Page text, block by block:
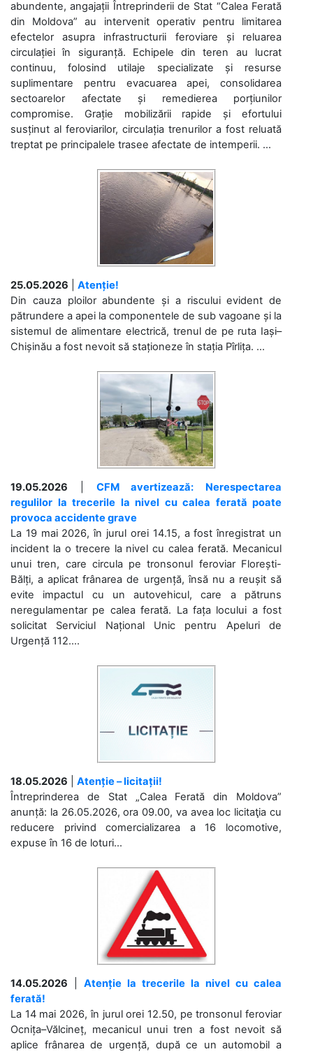
abundente, angajații Întreprinderii de Stat “Calea Ferată
din Moldova” au intervenit operativ pentru limitarea
efectelor asupra infrastructurii feroviare și reluarea
circulației în siguranță. Echipele din teren au lucrat
continuu, folosind utilaje specializate și resurse
suplimentare pentru evacuarea apei, consolidarea
sectoarelor afectate și remedierea porțiunilor
compromise. Grație mobilizării rapide și efortului
susținut al feroviarilor, circulația trenurilor a fost reluată
treptat pe principalele trasee afectate de intemperii. ...
25.05.2026
Atenție!
Din cauza ploilor abundente și a riscului evident de
pătrundere a apei la componentele de sub vagoane și la
sistemul de alimentare electrică, trenul de pe ruta Iași–
Chișinău a fost nevoit să staționeze în stația Pîrlița. ...
19.05.2026
CFM avertizează: Nerespectarea
regulilor la trecerile la nivel cu calea ferată poate
provoca accidente grave
La 19 mai 2026, în jurul orei 14.15, a fost înregistrat un
incident la o trecere la nivel cu calea ferată. Mecanicul
unui tren, care circula pe tronsonul feroviar Florești-
Bălți, a aplicat frânarea de urgență, însă nu a reușit să
evite impactul cu un autovehicul, care a pătruns
neregulamentar pe calea ferată. La fața locului a fost
solicitat Serviciul Național Unic pentru Apeluri de
Urgență 112....
18.05.2026
Atenție – licitații!
Întreprinderea de Stat „Calea Ferată din Moldova”
anunță: la 26.05.2026, ora 09.00, va avea loc licitaţia cu
reducere privind comercializarea a 16 locomotive,
expuse în 16 de loturi...
14.05.2026
Atenție la trecerile la nivel cu calea
ferată!
La 14 mai 2026, în jurul orei 12.50, pe tronsonul feroviar
Ocnița–Vălcineț, mecanicul unui tren a fost nevoit să
aplice frânarea de urgență, după ce un automobil a